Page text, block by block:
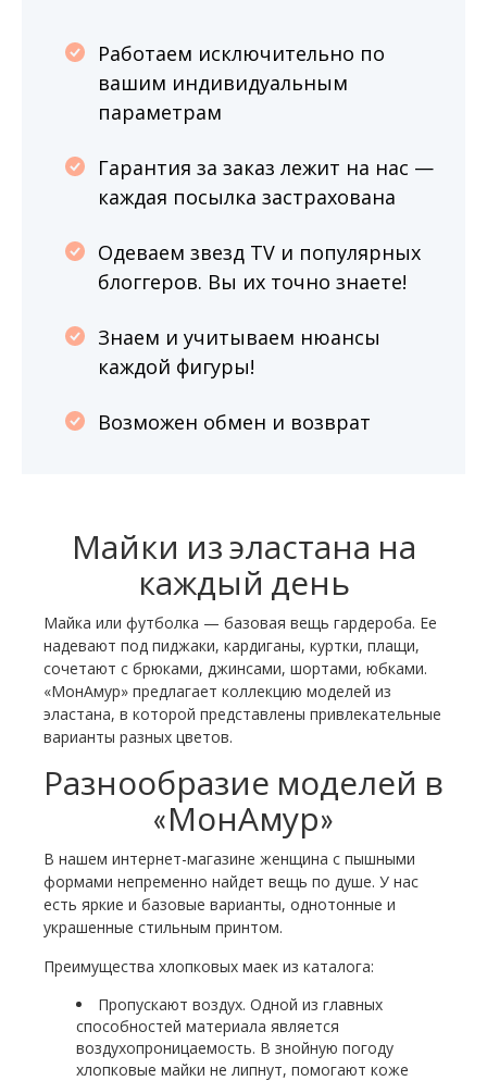
Работаем исключительно по
вашим индивидуальным
параметрам
Гарантия за заказ лежит на нас —
каждая посылка застрахована
Одеваем звезд TV и популярных
блоггеров. Вы их точно знаете!
Знаем и учитываем нюансы
каждой фигуры!
Возможен обмен и возврат
Майки из эластана на
каждый день
Майка или футболка — базовая вещь гардероба. Ее
надевают под пиджаки, кардиганы, куртки, плащи,
сочетают с брюками, джинсами, шортами, юбками.
«МонАмур» предлагает коллекцию моделей из
эластана, в которой представлены привлекательные
варианты разных цветов.
Разнообразие моделей в
«МонАмур»
В нашем интернет-магазине женщина с пышными
формами непременно найдет вещь по душе. У нас
есть яркие и базовые варианты, однотонные и
украшенные стильным принтом.
Преимущества хлопковых маек из каталога:
Пропускают воздух. Одной из главных
способностей материала является
воздухопроницаемость. В знойную погоду
хлопковые майки не липнут, помогают коже